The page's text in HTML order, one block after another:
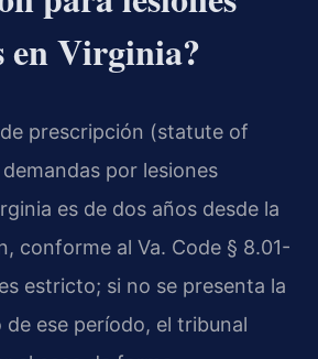
en Virginia?
prescripción (statute of
por lesiones
es de dos años desde la
conforme al Va. Code § 8.01-
estricto; si no se presenta la
ese período, el tribunal